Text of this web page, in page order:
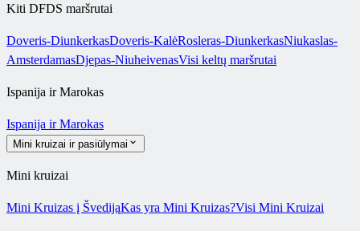
Kiti DFDS maršrutai
Doveris-DiunkerkasDoveris-KalėRosleras-DiunkerkasNiukaslas-
AmsterdamasDjepas-NiuheivenasVisi keltų maršrutai
Ispanija ir Marokas
Ispanija ir Marokas
Mini kruizai ir pasiūlymai
Mini kruizai
Mini Kruizas į ŠvedijąKas yra Mini Kruizas?Visi Mini Kruizai